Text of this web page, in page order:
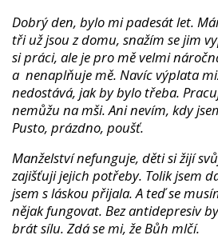
Dobrý den, bylo mi padesát let.
tři už jsou z domu, snažím se jim
si práci, ale je pro mě velmi
a nenaplňuje mě. Navíc výplata
nedostává, jak by bylo třeba.
nemůžu na mši. Ani nevím, kdy
Pusto, prázdno, poušť.
Manželství nefunguje, děti si žijí
zajišťuji jejich potřeby. Tolik jsem
jsem s láskou přijala. A teď se
nějak fungovat. Bez antidepresiv
brát sílu. Zdá se mi, že Bůh mlčí.